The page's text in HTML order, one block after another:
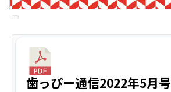
歯っぴー通信2022年5月号